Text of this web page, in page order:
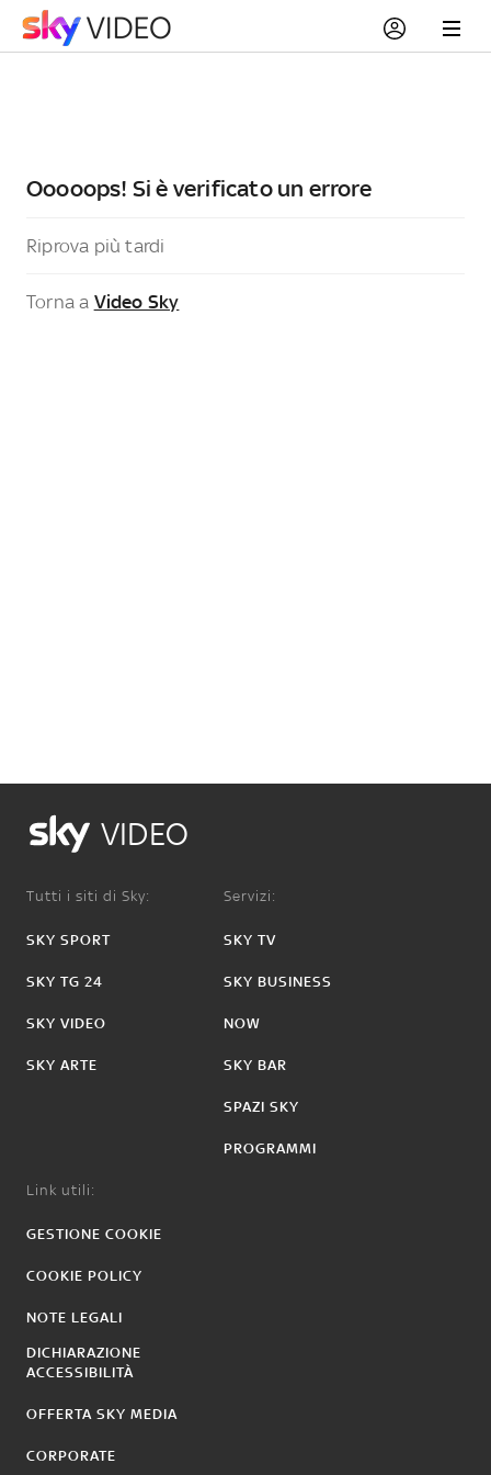
Ooooops! Si è verificato un errore
Riprova più tardi
Torna a Video Sky
VIDEO
Tutti i siti di Sky:
SKY SPORT
SKY TG 24
SKY VIDEO
SKY ARTE
Servizi:
SKY TV
SKY BUSINESS
NOW
SKY BAR
SPAZI SKY
PROGRAMMI
Link utili:
GESTIONE COOKIE
COOKIE POLICY
NOTE LEGALI
DICHIARAZIONE
ACCESSIBILITÀ
OFFERTA SKY MEDIA
CORPORATE